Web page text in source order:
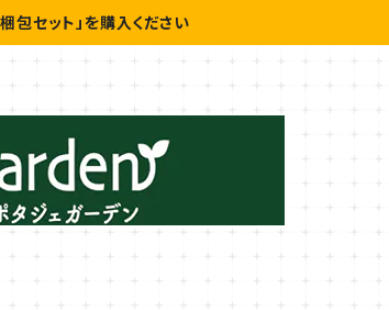
セット」を購入ください